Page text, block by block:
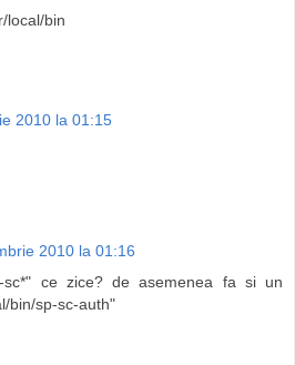
local/bin
2010 la 01:15
2010 la 01:16
sc*" ce zice? de asemenea fa si un
bin/sp-sc-auth"